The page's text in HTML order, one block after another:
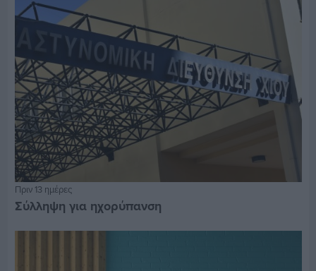
Πριν 13 ημέρες
Σύλληψη για ηχορύπανση